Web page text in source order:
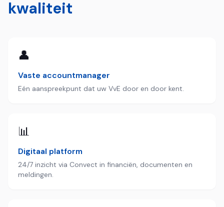
kwaliteit
👤
Vaste accountmanager
Eén aanspreekpunt dat uw VvE door en door kent.
📊
Digitaal platform
24/7 inzicht via Convect in financiën, documenten en
meldingen.